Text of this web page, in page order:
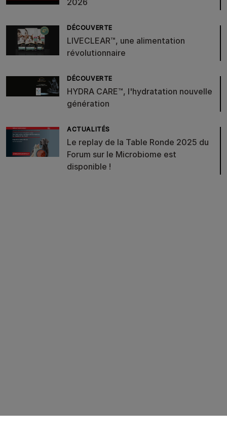
DÉCOUVERTE
LIVECLEAR™, une alimentation
révolutionnaire
DÉCOUVERTE
HYDRA CARE™, l'hydratation nouvelle
génération
ACTUALITÉS
Le replay de la Table Ronde 2025 du
Forum sur le Microbiome est
disponible !